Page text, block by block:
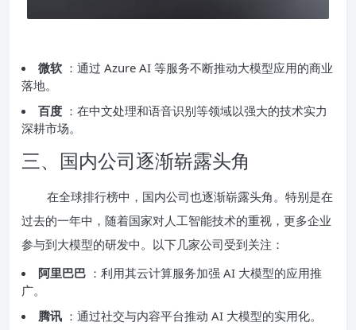
微软 ：通过 Azure AI 等服务不断推动大模型应用的商业
落地。
百度 ：在中文处理和语音识别等领域以强大的技术实力
深耕市场。
三、国内公司逐渐崭露头角
在全球排行榜中，国内公司也逐渐崭露头角。特别是在
过去的一年中，随着国家对人工智能技术的重视，更多企业
参与到大模型的研发中。以下几家公司受到关注：
阿里巴巴 ：利用其云计算服务加强 AI 大模型的应用推
广。
腾讯 ：通过社交与内容平台推动 AI 大模型的实用化。